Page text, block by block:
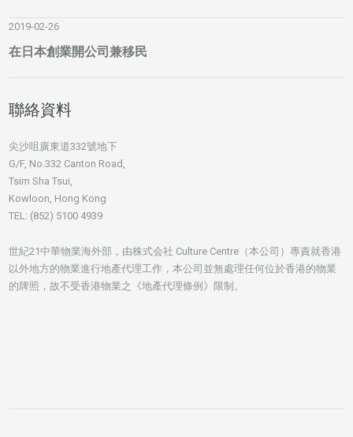
2019-02-26
在日本創業開公司兼移民
聯絡資料
尖沙咀廣東道332號地下
G/F, No.332 Canton Road,
Tsim Sha Tsui,
Kowloon, Hong Kong
TEL: (852) 5100 4939
世紀21中華物業海外部，由株式会社 Culture Centre（本公司）專責就香港
以外地方的物業進行地產代理工作，本公司並無處理任何位於香港的物業
的牌照，故不受香港物業之《地產代理條例》限制。